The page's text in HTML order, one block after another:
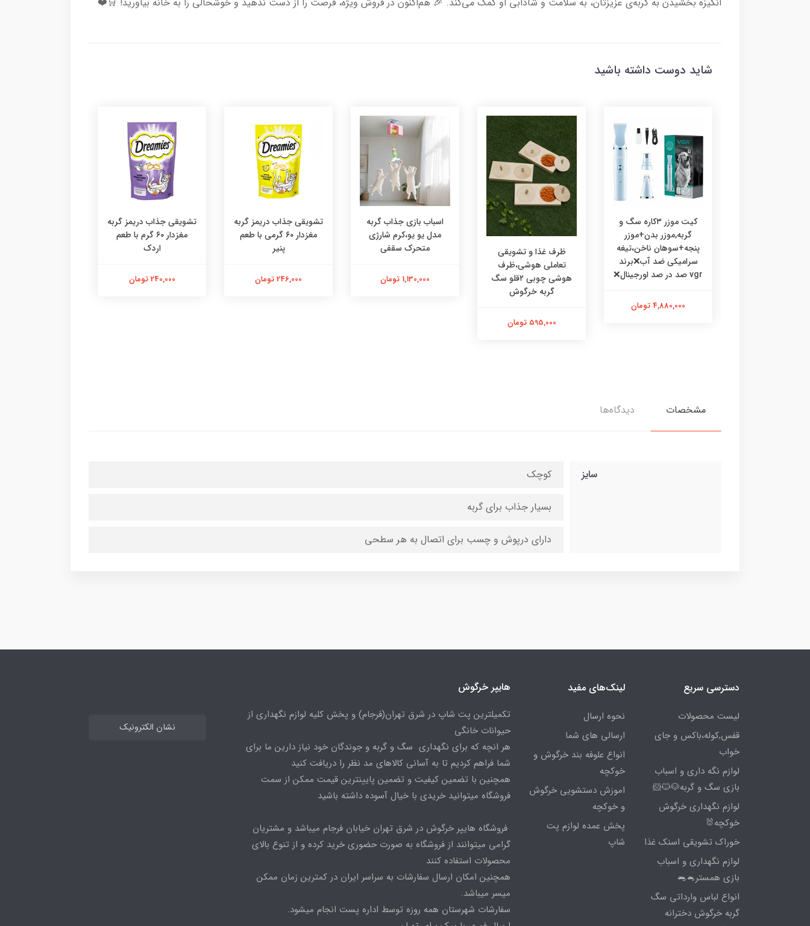
شاید دوست داشته باشید
کیت موزر ۳کاره سگ و
گربه,موزر بدن+موزر
پنجه+سوهان ناخن،تیغه
سرامیکی ضد آب❌برند
vgr صد در صد اورجینال❌
4,880,000 تومان
ظرف غذا و تشویقی
تعاملی هوشی،ظرف
هوشی چوبی ۲قلو سگ
گربه خرگوش
595,000 تومان
اسباب بازی جذاب گربه
مدل یو یو،کرم شارژی
متحرک سقفی
1,130,000 تومان
تشویقی جذاب دریمز گربه
مغزدار ۶۰ گرمی با طعم
پنیر
246,000 تومان
تشویقی جذاب دریمز گربه
مغزدار ۶۰ گرم با طعم
اردک
240,000 تومان
مشخصات دیدگاه‌ها
سایز کوچک
بسیار جذاب برای گربه
دارای درپوش و چسب برای اتصال به هر سطحی
دسترسی سریع
لیست محصولات
قفس,کوله،باکس و جای
خواب
لوازم نگه داری و اسباب
بازی سگ و گربه🐶🐱🐹
لوازم نگهداری خرگوش
خوکچه🐰
خوراک تشویقی اسنک غذا
لوازم نگهداری و اسباب
بازی همستر🐁🐀
انواع لباس وارداتی سگ
گربه خرگوش دخترانه
لینک‌های مفید
نحوه ارسال
ارسالی های شما
انواع علوفه بند خرگوش و
خوکچه
اموزش دستشویی خرگوش
و خوکچه
پخش عمده لوازم پت
شاپ
هایپر خرگوش
تکمیلترین پت شاپ در شرق تهران(فرجام) و پخش کلیه لوازم نگهداری از
حیوانات خانگی
هر انچه که برای نگهداری سگ و گربه و جوندگان خود نیاز دارین ما برای
شما فراهم کردیم تا به آسانی کالاهای مد نظر را دریافت کنید
همچنین با تضمین کیفیت و تضمین پایینترین قیمت ممکن از سمت
فروشگاه میتوانید خریدی با خیال آسوده داشته باشید
فروشگاه هایپر خرگوش در شرق تهران خیابان فرجام میباشد و مشتریان
گرامی میتوانند از فروشگاه به صورت حضوری خرید کرده و از تنوع بالای
محصولات استفاده کنند
همچنین امکان ارسال سفارشات به سراسر ایران در کمترین زمان ممکن
میسر میباشد.
سفارشات شهرستان همه روزه توسط اداره پست انجام میشود.
نشان الکترونیک